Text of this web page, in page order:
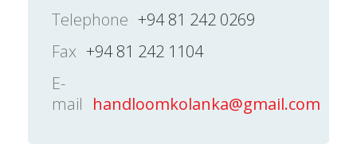
Telephone +94 81 242 0269
Fax +94 81 242 1104
E-
mail handloomkolanka@gmail.com